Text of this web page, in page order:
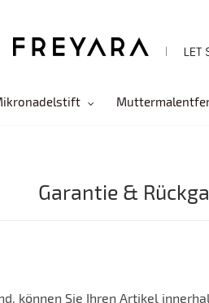
Garantie &
können Sie Ihren Artikel